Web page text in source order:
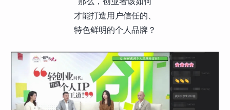
才能打造用户信任的、
特色鲜明的个人品牌？